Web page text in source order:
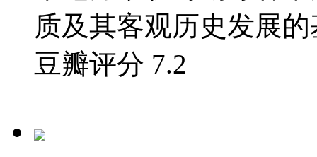
质及其客观历史发展
豆瓣评分 7.2